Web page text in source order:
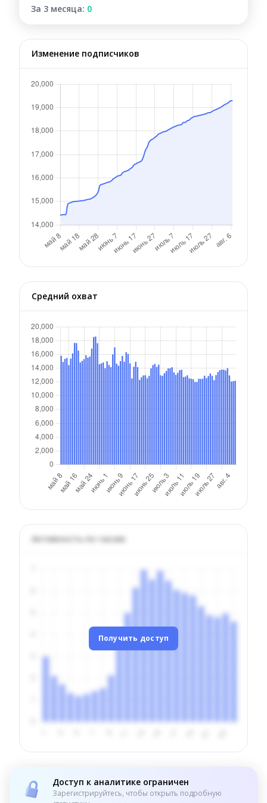
За 3 месяца: 0
Изменение подписчиков
Средний охват
Активность по часам
Получить доступ
Доступ к аналитике ограничен
Зарегистрируйтесь, чтобы открыть подробную